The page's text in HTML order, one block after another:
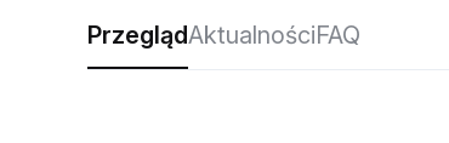
PrzeglądAktualnościFAQ